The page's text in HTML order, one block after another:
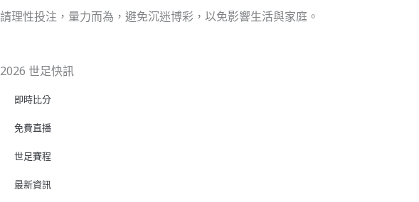
請理性投注，量力而為，避免沉迷博彩，以免影響生活與家庭。
2026 世足快訊
即時比分
免費直播
世足賽程
最新資訊